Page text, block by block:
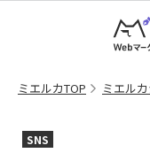
ミエルカTOP ミエル
SNS